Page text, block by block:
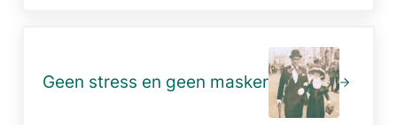
Geen stress en geen masker